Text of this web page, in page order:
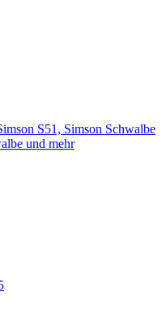
S51, Simson Schwalbe
und mehr